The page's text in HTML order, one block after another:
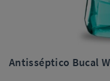
Antisséptico Bucal